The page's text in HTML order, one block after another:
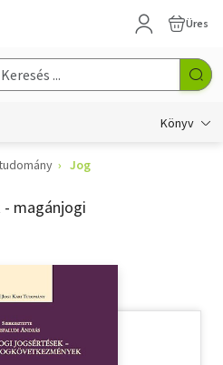
Üres
Könyv
Jog
- magánjogi